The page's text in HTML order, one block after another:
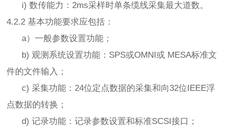
i) 数传能力：2ms采样时单条缆线采集最大道数。
4.2.2 基本功能要求应包括：
a）一般参数设置功能；
b) 观测系统设置功能：SPS或OMNI或 MESA标准文
件的文件输入；
c) 采集功能：24位定点数据的采集和向32位IEEE浮
点数据的转换；
d) 记录功能：记录参数设置和标准SCSI接口；